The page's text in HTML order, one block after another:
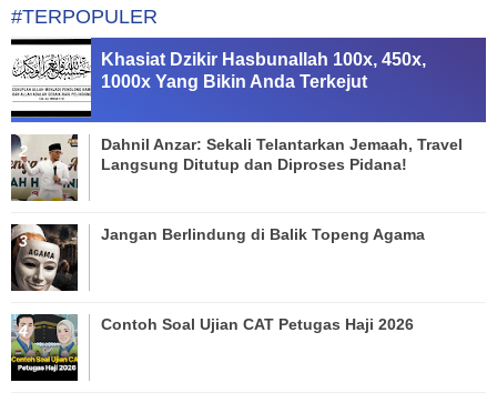
#TERPOPULER
Khasiat Dzikir Hasbunallah 100x, 450x,
1000x Yang Bikin Anda Terkejut
Dahnil Anzar: Sekali Telantarkan Jemaah, Travel
Langsung Ditutup dan Diproses Pidana!
Jangan Berlindung di Balik Topeng Agama
Contoh Soal Ujian CAT Petugas Haji 2026